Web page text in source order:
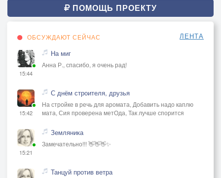
ПОМОЩЬ ПРОЕКТУ
ОБСУЖДАЮТ СЕЙЧАС ЛЕНТА
15:44
На миг
Анна Р., спасибо, я очень рад!
15:42
С днём строителя, друзья
На стройке в речь для аромата, Добавить надо каплю
мата, Сия проверена метОда, Так лучше спорится
15:21
Земляника
Замечательно!!! 👋👋👋✨
Танцуй против ветра